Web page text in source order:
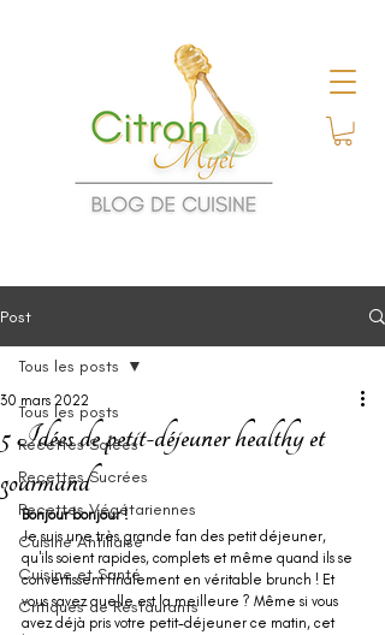
Post
Tous les posts
Recettes Salées
Recettes Sucrées
Recettes Végétariennes
Cuisine Antillaise
Cuisine et Santé
Critiques de Restaurants
Tous les posts
5 Idées de petit-déjeuner healthy et
gourmand
30 mars 2022
Bonjour bonjour !
Je suis une très grande fan des petit déjeuner,
qu'ils soient rapides, complets et même quand ils se
convertissent finalement en véritable brunch ! Et
vous savez quelle est la meilleure ? Même si vous
avez déjà pris votre petit-déjeuner ce matin, cet